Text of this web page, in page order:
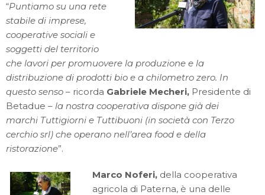
“Puntiamo su una rete
stabile di imprese,
cooperative sociali e
soggetti del territorio
che lavori per promuovere la produzione e la
distribuzione di prodotti bio e a chilometro zero. In
questo senso – ricorda Gabriele Mecheri, Presidente di
Betadue – la nostra cooperativa dispone già dei
marchi Tuttigiorni e Tuttibuoni (in società con Terzo
cerchio srl) che operano nell’area food e della
ristorazione”.
Marco Noferi, della cooperativa
agricola di Paterna, è una delle